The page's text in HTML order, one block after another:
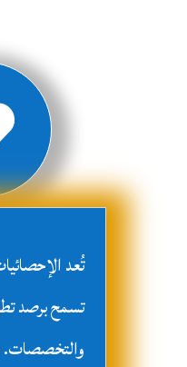
تُعد
تسمح برصد
والتخصصات.